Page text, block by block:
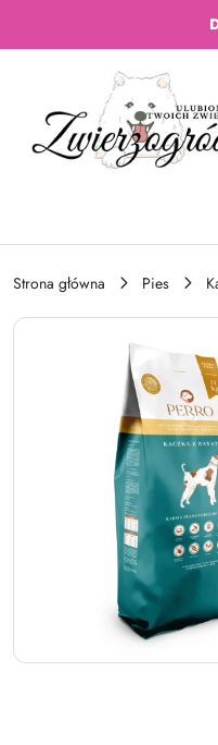
Przejdź do treści
Przejdź do
Przejdź do moje
Przejdź do menu
Przejdź do opisu
Strona główna Pies